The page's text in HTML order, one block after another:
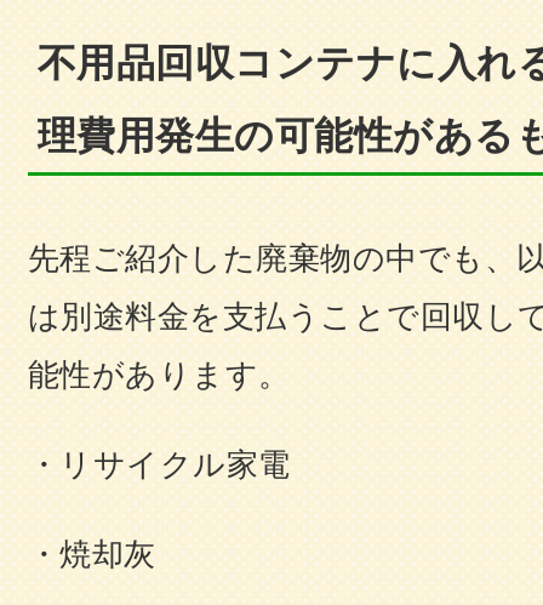
不用品回収コンテナに入れ
理費用発生の可能性がある
先程ご紹介した廃棄物の中でも、
は別途料金を支払うことで回収し
能性があります。
・リサイクル家電
・焼却灰